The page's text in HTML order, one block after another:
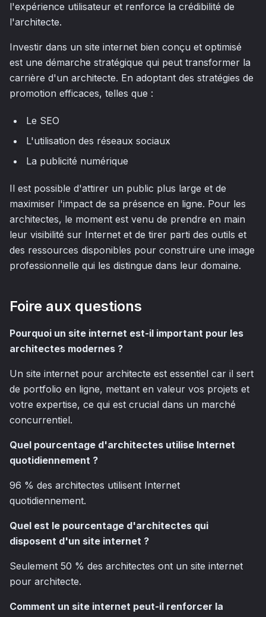
l'expérience utilisateur et renforce la crédibilité de
l'architecte.
Investir dans un site internet bien conçu et optimisé
est une démarche stratégique qui peut transformer la
carrière d'un architecte. En adoptant des stratégies de
promotion efficaces, telles que :
Le SEO
L'utilisation des réseaux sociaux
La publicité numérique
Il est possible d'attirer un public plus large et de
maximiser l'impact de sa présence en ligne. Pour les
architectes, le moment est venu de prendre en main
leur visibilité sur Internet et de tirer parti des outils et
des ressources disponibles pour construire une image
professionnelle qui les distingue dans leur domaine.
Foire aux questions
Pourquoi un site internet est-il important pour les
architectes modernes ?
Un site internet pour architecte est essentiel car il sert
de portfolio en ligne, mettant en valeur vos projets et
votre expertise, ce qui est crucial dans un marché
concurrentiel.
Quel pourcentage d'architectes utilise Internet
quotidiennement ?
96 % des architectes utilisent Internet
quotidiennement.
Quel est le pourcentage d'architectes qui
disposent d'un site internet ?
Seulement 50 % des architectes ont un site internet
pour architecte.
Comment un site internet peut-il renforcer la